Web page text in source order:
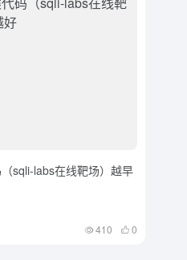
sqli-labs在线靶场）越早
410 0